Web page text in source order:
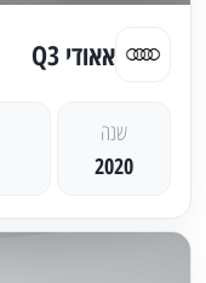
אאודי Q3
שנה
2020